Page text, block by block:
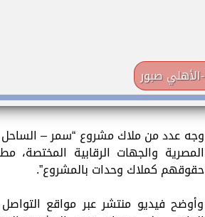
-الأهلي صبور
وجه عدد من ملاك مشروع “سمر – الساحل
المصرية والجهات الرقابية
حقوقهم كملاك وحدات بالمشروع”.
وأوضح فيديو منتشر عبر مواقع